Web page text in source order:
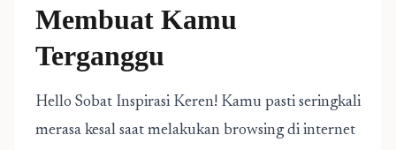
Membuat Kamu
Terganggu
Hello Sobat Inspirasi Keren! Kamu pasti seringkali
merasa kesal saat melakukan browsing di internet